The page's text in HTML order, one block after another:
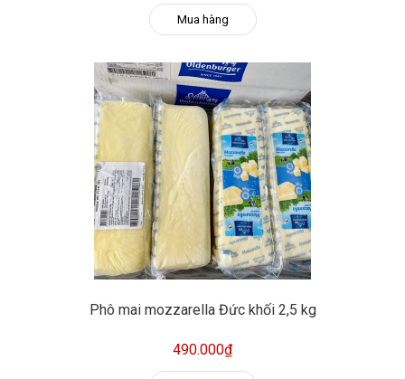
Mua hàng
Phô mai mozzarella Đức khối 2,5 kg
490.000₫